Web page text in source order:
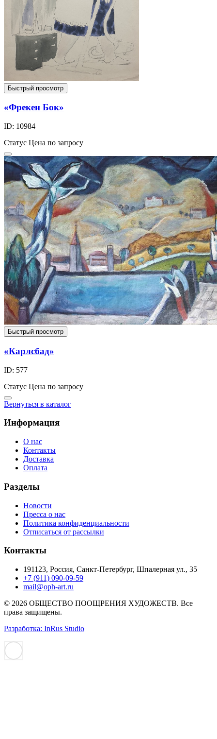
Быстрый просмотр
«Фрекен Бок»
ID: 10984
Статус Цена по запросу
Быстрый просмотр
«Карлсбад»
ID: 577
Статус Цена по запросу
Вернуться в каталог
Информация
О нас
Контакты
Доставка
Оплата
Разделы
Новости
Пресса о нас
Политика конфиденциальности
Отписаться от рассылки
Контакты
191123, Россия, Санкт-Петербург, Шпалерная ул., 35
+7 (911) 090-09-59
mail@oph-art.ru
© 2026 ОБЩЕСТВО ПООЩРЕНИЯ ХУДОЖЕСТВ. Все
права защищены.
Разработка: InRus Studio